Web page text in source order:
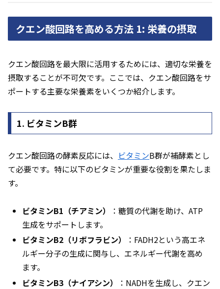
クエン酸回路を高める方法 1: 栄養の摂取
クエン酸回路を最大限に活用するためには、適切な栄養を
摂取することが不可欠です。ここでは、クエン酸回路をサ
ポートする主要な栄養素をいくつか紹介します。
1. ビタミンB群
クエン酸回路の酵素反応には、 ビタミンB群が補酵素とし
て必要です。特に以下のビタミンが重要な役割を果たしま
す。
ビタミンB1（チアミン）
：糖質の代謝を助け、ATP
生成をサポートします。
ビタミンB2（リボフラビン）
：FADH2という高エネ
ルギー分子の生成に関与し、エネルギー代謝を高め
ます。
ビタミンB3（ナイアシン）
：NADHを生成し、クエン